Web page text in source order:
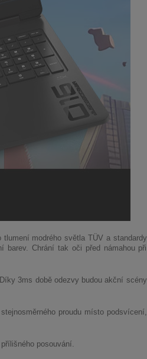
modrého světla TÜV a standardy
barev. Chrání tak oči před námahou při
3ms době odezvy budou akční scény
proudu místo podsvícení,
posouvání.